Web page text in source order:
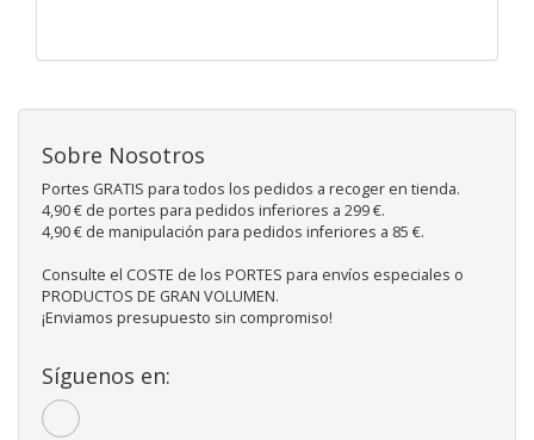
Sobre Nosotros
Portes GRATIS para todos los pedidos a recoger en tienda.
4,90 € de portes para pedidos inferiores a 299 €.
4,90 € de manipulación para pedidos inferiores a 85 €.
Consulte el COSTE de los PORTES para envíos especiales o
PRODUCTOS DE GRAN VOLUMEN.
¡Enviamos presupuesto sin compromiso!
Síguenos en: